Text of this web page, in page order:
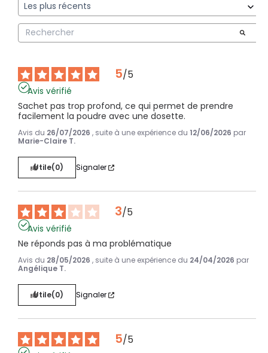
5/5
Avis vérifié
Sachet pas trop profond, ce qui permet de prendre
facilement la poudre avec une dosette.
Avis du 26/07/2026 , suite à une expérience du 12/06/2026 par
Marie-Claire T.
Utile(0) Signaler
3/5
Avis vérifié
Ne réponds pas à ma problématique
Avis du 28/05/2026 , suite à une expérience du 24/04/2026 par
Angélique T.
Utile(0) Signaler
5/5